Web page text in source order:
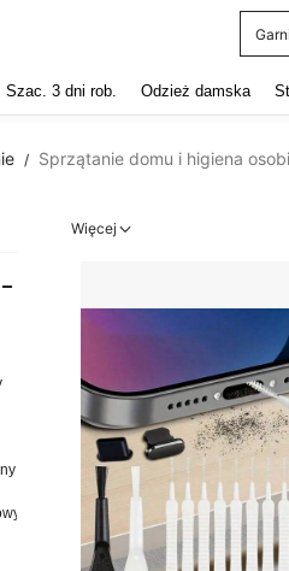
Szac. 3 dni rob. Odzież damska
/ Sprzątanie domu i higiena
Więcej